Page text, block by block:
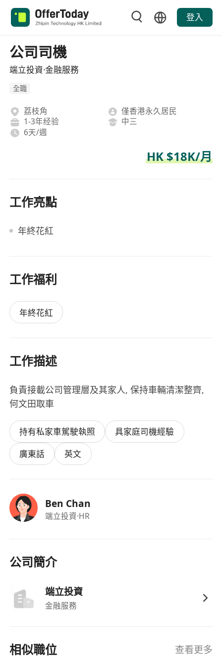
登入
公司司機
端立投資·金融服務
全職
荔枝角
僅香港永久居民
1-3年经验
中三
6天/週
HK $18K/月
工作亮點
年終花紅
工作福利
年終花紅
工作描述
負責接載公司管理層及其家人, 保持車輛清潔整齊,
何文田取車
持有私家車駕駛執照
具家庭司機經驗
廣東話
英文
Ben Chan
端立投資·HR
公司簡介
端立投資
金融服務
相似職位 查看更多